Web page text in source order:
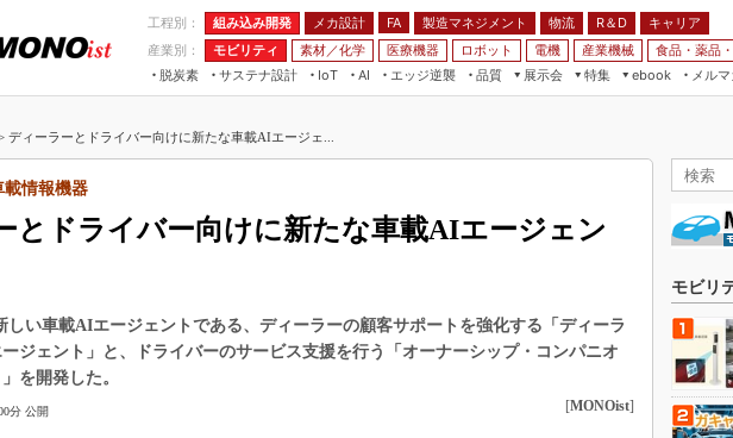
工程別： 組み込み開発 メカ設計 FA 製造マネジメント 物流 R＆D
キャリア
産業別：
モビリティ 素材／化学 医療機器 ロボット 電機 産業機械 食品・薬品
脱炭素
サステナ設計
IoT
つながる工場
つながるサービス
AI
AI×設備保全
エッジ逆襲 品質
展示会
JIMTOF
IIFES
TECHNO-FRONTIER
特集
VR／AR
フィールドサービス
組み込み画像技術
組み込みモデリング
ebook
FA
メル
ディーラーとドライバー向けに新たな車載AIエージェ...
とドライバー向けに新たな車載AIエージェン
載情報機器
しい車載AIエージェントである、ディーラーの顧客サポートを強化する「ディーラ
ジェント」と、ドライバーのサービス支援を行う「オーナーシップ・コンパニオ
を開発した。
分 公開 [MONOist]
モビリ